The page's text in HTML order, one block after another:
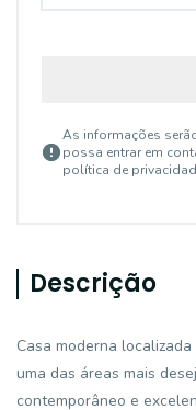
As informações
possa entrar em
política de
Descrição
Casa moderna
uma das áreas mais
contemporâneo e